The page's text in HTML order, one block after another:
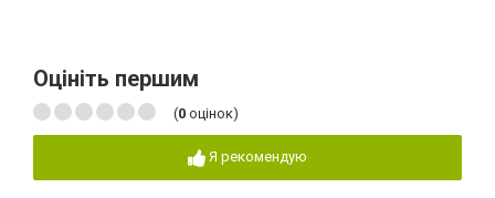
Оцініть першим
(0 оцінок)
Я рекомендую